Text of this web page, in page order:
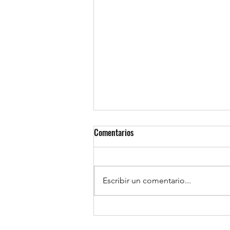
Resumen de la Semana de la
Comentarios
Escribir un comentario...